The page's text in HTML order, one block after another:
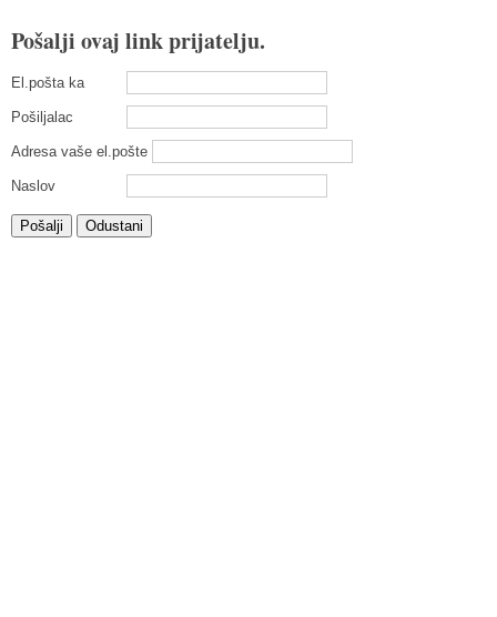
Pošalji ovaj link prijatelju.
El.pošta ka
Pošiljalac
Adresa vaše el.pošte
Naslov
Pošalji Odustani